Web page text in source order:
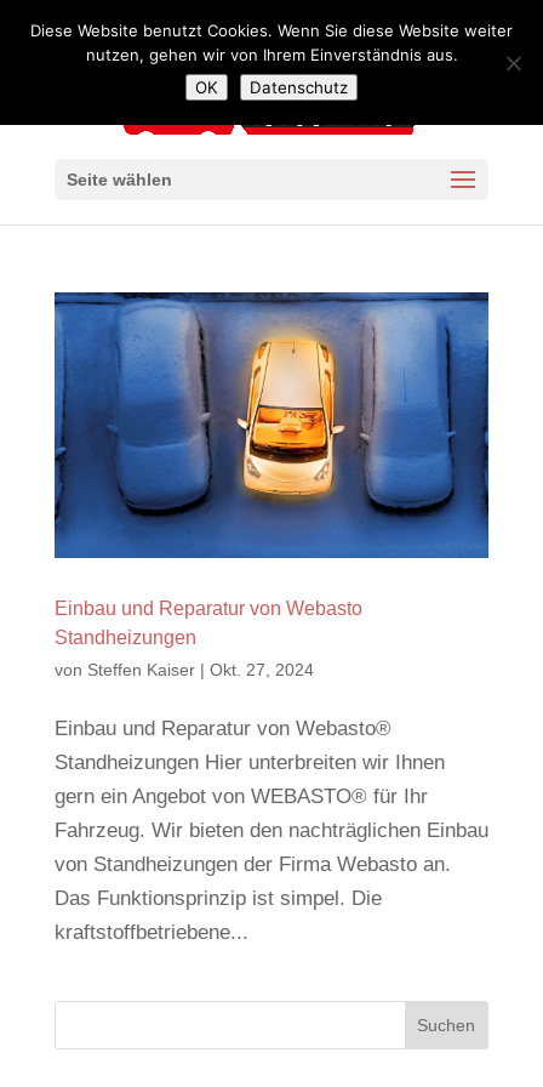
Seite wählen
Einbau und Reparatur von Webasto
Standheizungen
von Steffen Kaiser| Okt. 27, 2024
Einbau und Reparatur von Webasto®
Standheizungen Hier unterbreiten wir Ihnen
gern ein Angebot von WEBASTO® für Ihr
Fahrzeug. Wir bieten den nachträglichen Einbau
von Standheizungen der Firma Webasto an.
Das Funktionsprinzip ist simpel. Die
kraftstoffbetriebene...
Diese Website benutzt Cookies. Wenn Sie diese Website weiter
nutzen, gehen wir von Ihrem Einverständnis aus.
OK
Datenschutz